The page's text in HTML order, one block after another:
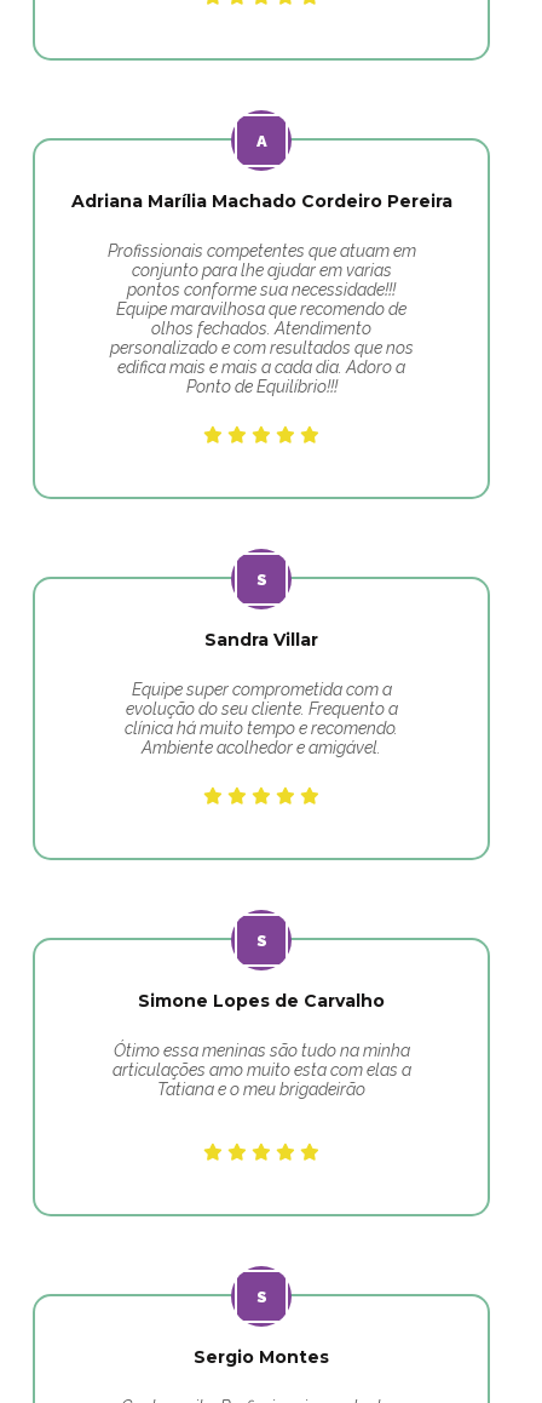
Adriana Marília Machado Cordeiro Pereira
Profissionais competentes que atuam em
conjunto para lhe ajudar em varias
pontos conforme sua necessidade!!!
Equipe maravilhosa que recomendo de
olhos fechados. Atendimento
personalizado e com resultados que nos
edifica mais e mais a cada dia. Adoro a
Ponto de Equilíbrio!!!
Sandra Villar
Equipe super comprometida com a
evolução do seu cliente. Frequento a
clínica há muito tempo e recomendo.
Ambiente acolhedor e amigável.
Simone Lopes de Carvalho
Ótimo essa meninas são tudo na minha
articulações amo muito esta com elas a
Tatiana e o meu brigadeirão
Sergio Montes